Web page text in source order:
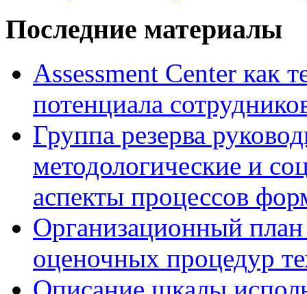
Последние материалы
Assessment Center как
потенциала
Группа резерва
методологические и
аспекты процессов
Организационный
оценочных процедур